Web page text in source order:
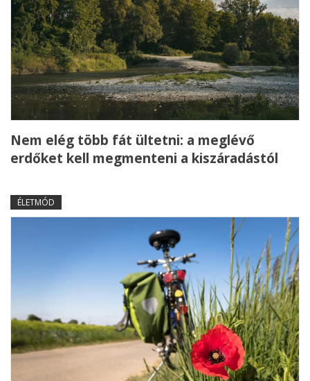
Nem elég több fát ültetni: a meglévő
erdőket kell megmenteni a kiszáradástól
ÉLETMÓD